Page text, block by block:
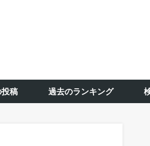
稿 過去のランキング